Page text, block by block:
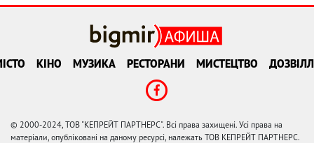
КІНО МУЗИКА РЕСТОРАНИ МИСТЕЦТВО
© 2000-2024, ТОВ "КЕПРЕЙТ ПАРТНЕРС". Всі права захищені. Усі права на
матеріали, опубліковані на даному ресурсі, належать ТОВ КЕПРЕЙТ ПАРТНЕРС.